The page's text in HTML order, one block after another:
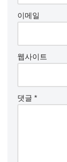
이메일
웹사이트
댓글 *